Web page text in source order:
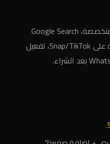
: إعداد صفحات هبوط متخصصة، Google Search
لكلمات تجارية، فيديوهات قصيرة على Snap/TikTok، تفعيل
.